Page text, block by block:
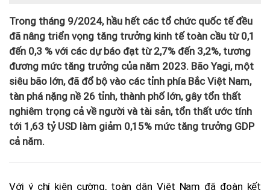
Trong tháng 9/2024, hầu hết các tổ chức quốc tế đều
đã nâng triển vọng tăng trưởng kinh tế toàn cầu từ 0,1
đến 0,3 % với các dự báo đạt từ 2,7% đến 3,2%, tương
đương mức tăng trưởng của năm 2023. Bão Yagi, một
siêu bão lớn, đã đổ bộ vào các tỉnh phía Bắc Việt Nam,
tàn phá nặng nề 26 tỉnh, thành phố lớn, gây tổn thất
nghiêm trọng cả về người và tài sản, tổn thất ước tính
tới 1,63 tỷ USD làm giảm 0,15% mức tăng trưởng GDP
cả năm.
Với ý chí kiên cường, toàn dân Viêt Nam đã đoàn kết